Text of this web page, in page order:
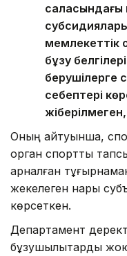
саласындағы
мемлекеттік
бұзу
берушілерге
себептері
Оның айтуынша,
орган спорттық
арналған
жекелеген нарық
көрсеткен.
Департамент
бұзушылықтарды